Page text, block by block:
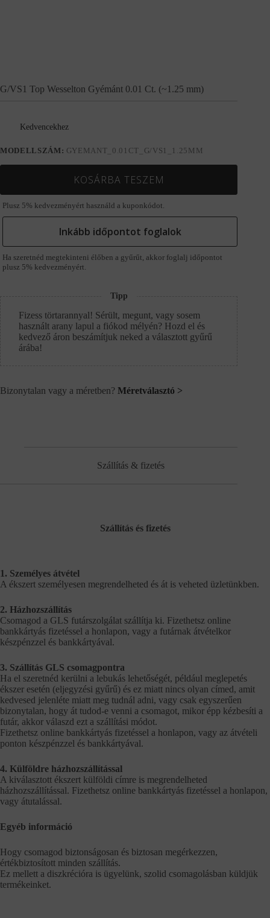
G/VS1 Top Wesselton Gyémánt 0.01 Ct. (~1.25 mm)
MODELLSZÁM: GYEMANT_0.01CT_G/VS1_1.25MM
Kedvencekhez
KOSÁRBA TESZEM
Plusz 5% kedvezményért használd a kuponkódot.
Inkább időpontot foglalok
Ha szeretnéd megtekinteni élőben a gyűrűt, akkor foglalj időpontot
plusz 5% kedvezményért.
Tipp
Fizess törtarannyal! Sérült, megunt, vagy sosem
használt arany lapul a fiókod mélyén? Hozd el és
kedvező áron beszámítjuk neked a választott gyűrű
árába!
Bizonytalan vagy a méretben? Méretválasztó >
Szállítás & fizetés
Szállítás és fizetés
1. Személyes átvétel
A ékszert személyesen megrendelheted és át is veheted üzletünkben.
2. Házhozszállítás
Csomagod a GLS futárszolgálat szállítja ki. Fizethetsz online
bankkártyás fizetéssel a honlapon, vagy a futárnak átvételkor
készpénzzel és bankkártyával.
3. Szállítás GLS csomagpontra
Ha el szeretnéd kerülni a lebukás lehetőségét, például meglepetés
ékszer esetén (eljegyzési gyűrű) és ez miatt nincs olyan címed, amit
kedvesed jelenléte miatt meg tudnál adni, vagy csak egyszerűen
bizonytalan, hogy át tudod-e venni a csomagot, mikor épp kézbesíti a
futár, akkor válaszd ezt a szállítási módot.
Fizethetsz online bankkártyás fizetéssel a honlapon, vagy az átvételi
ponton készpénzzel és bankkártyával.
4. Külföldre házhozszállítással
A kiválasztott ékszert külföldi címre is megrendelheted
házhozszállítással. Fizethetsz online bankkártyás fizetéssel a honlapon,
vagy átutalással.
Egyéb információ
Hogy csomagod biztonságosan és biztosan megérkezzen,
értékbiztosított minden szállítás.
Ez mellett a diszkrécióra is ügyelünk, szolid csomagolásban küldjük
termékeinket.